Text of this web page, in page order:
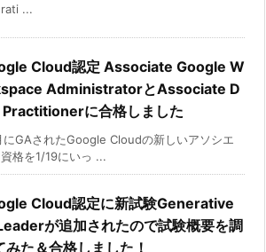
...
Cloud認定 Associate Google W
AdministratorとAssociate D
に合格しました
にGAされたGoogle Cloudの新しいアソシエ
格を1/19にいっ ...
Cloud認定に新試験Generative
が追加されたので試験概要を調
みた＆合格しました！